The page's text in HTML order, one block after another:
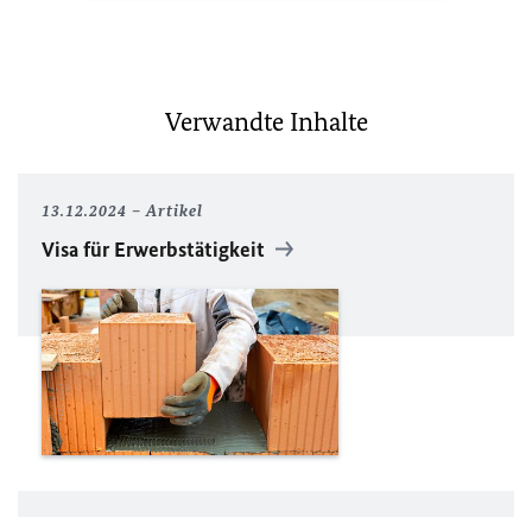
Verwandte Inhalte
13.12.2024 Artikel
Visa für Erwerbstätigkeit